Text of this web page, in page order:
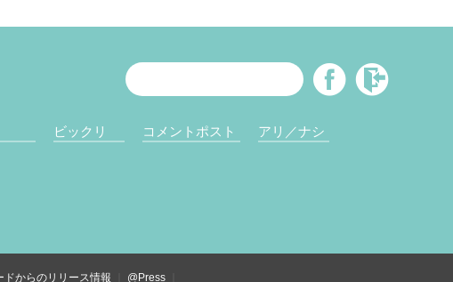
ビックリ コメントポスト アリ／ナシ
ドからのリリース情報 @Press